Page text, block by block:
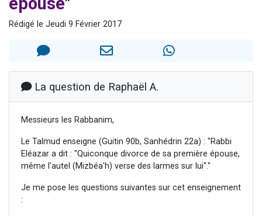
Il reste 49 places pour étudier en groupe sur Zoom
Nathaniel vient de donner son Maasser
Rédigé le Jeudi 9 Février 2017
La question de Raphaël A.
Messieurs les Rabbanim,
Le Talmud enseigne (Guitin 90b, Sanhédrin 22a) : "Rabbi
Eléazar a dit : "Quiconque divorce de sa première épouse,
même l'autel (Mizbéa'h) verse des larmes sur lui"."
Je me pose les questions suivantes sur cet enseignement
: